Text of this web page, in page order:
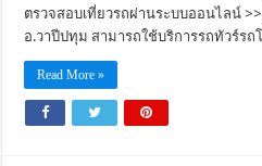
ตรวจสอบเที่ยวรถผ่านระบบออนไลน์
อ.วาปีปทุม สามารถใช้บริการรถทัวร์ร
Read More »